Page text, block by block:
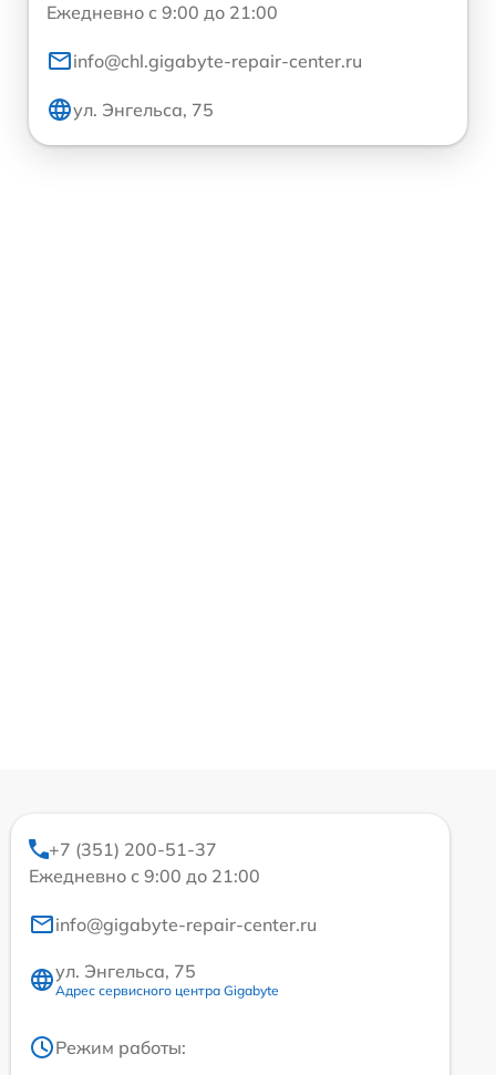
Ежедневно с 9:00 до 21:00
info@chl.gigabyte-repair-center.ru
ул. Энгельса, 75
+7 (351) 200-51-37
Ежедневно с 9:00 до 21:00
info@gigabyte-repair-center.ru
ул. Энгельса, 75
Адрес сервисного центра Gigabyte
Режим работы: